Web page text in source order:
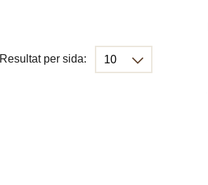
Resultat per sida: